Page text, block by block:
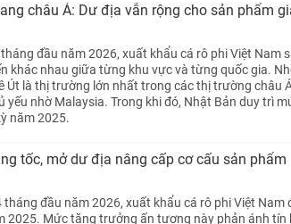
châu Á: Dư địa vẫn rộng cho sản phẩm
đầu năm 2026, xuất khẩu cá rô phi Việt Nam
khác nhau giữa từng khu vực và từng quốc gia.
Út là thị trường lớn nhất trong các thị trường châu
yếu nhờ Malaysia. Trong khi đó, Nhật Bản duy trì
năm 2025.
tốc, mở dư địa nâng cấp cơ cấu sản phẩm
đầu năm 2026, xuất khẩu cá rô phi Việt Nam
2025. Mức tăng trưởng ấn tượng này phản ánh tín